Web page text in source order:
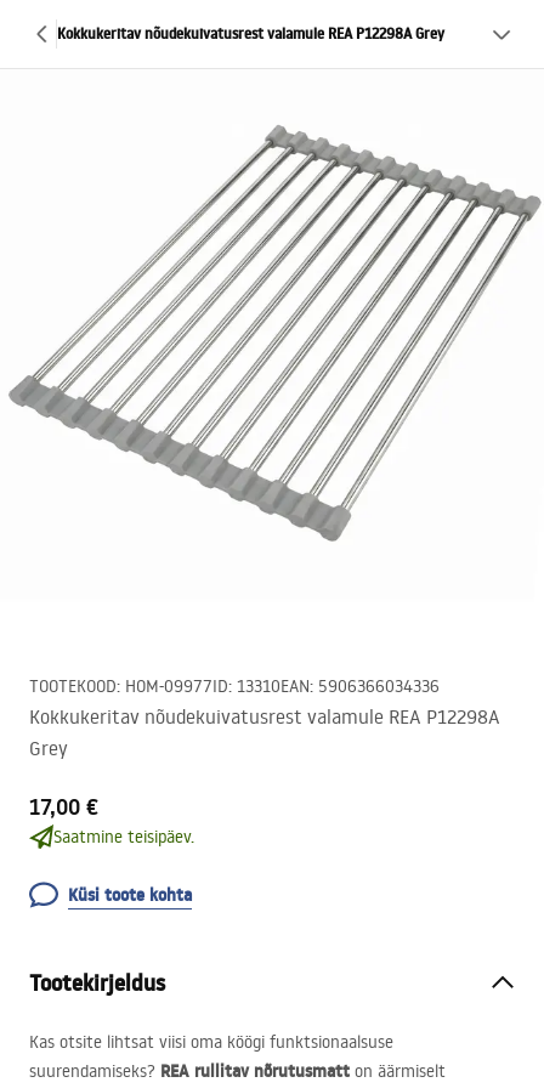
Kokkukeritav nõudekuivatusrest valamule REA P12298A Grey
TOOTEKOOD: HOM-09977ID: 13310EAN: 5906366034336
Kokkukeritav nõudekuivatusrest valamule REA P12298A
Grey
17,00 €
Saatmine teisipäev.
Küsi toote kohta
Tootekirjeldus
Kas otsite lihtsat viisi oma köögi funktsionaalsuse
suurendamiseks? REA rullitav nõrutusmatt on äärmiselt